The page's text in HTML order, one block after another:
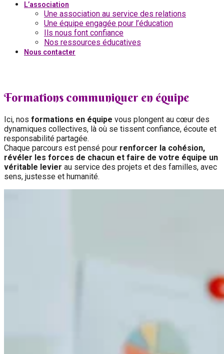
L’association
Une association au service des relations
Une équipe engagée pour l’éducation
Ils nous font confiance
Nos ressources éducatives
Nous contacter
Formations communiquer en équipe
Ici, nos formations en équipe vous plongent au cœur des
dynamiques collectives, là où se tissent confiance, écoute et
responsabilité partagée.
Chaque parcours est pensé pour renforcer la cohésion,
révéler les forces de chacun et faire de votre équipe un
véritable levier au service des projets et des familles, avec
sens, justesse et humanité.